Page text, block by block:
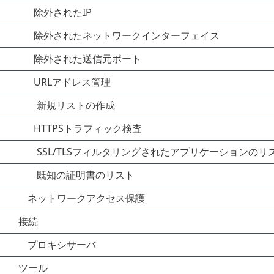
除外されたIP
除外されたネットワークインターフェイス
除外された送信元ポート
URLアドレス管理
新規リストの作成
HTTPSトラフィック検査
SSL/TLSフィルタリングされたアプリケーションのリ
既知の証明書のリスト
ネットワークアクセス保護
接続
プロキシサーバ
ツール